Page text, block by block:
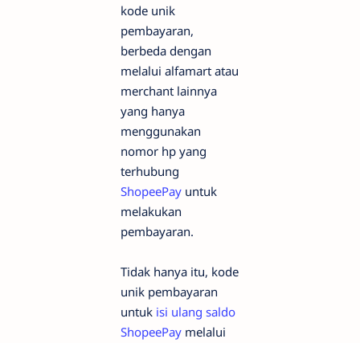
kode unik
pembayaran,
berbeda dengan
melalui alfamart atau
merchant lainnya
yang hanya
menggunakan
nomor hp yang
terhubung
ShopeePay untuk
melakukan
pembayaran.
Tidak hanya itu, kode
unik pembayaran
untuk isi ulang saldo
ShopeePay melalui